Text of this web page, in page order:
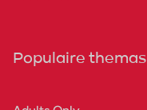
Populaire themas